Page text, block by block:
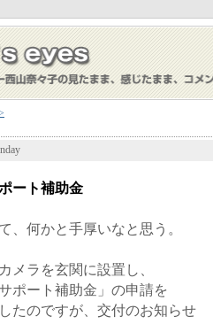
ート補助金
、何かと手厚いなと思う。
メラを玄関に設置し、
ポート補助金」の申請を
たのですが、交付のお知らせ